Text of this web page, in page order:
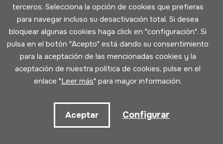
Política de cookies
Desarrollado por Lotura
terceros. Selecciona la opción de cookies que prefieras
para navegar incluso su desactivación total. Si desea
bloquear algunas cookies haga click en "configuración". Si
pulsa en el botón "Acepto" está dando su consentimiento
para la aceptación de las mencionadas cookies y la
aceptación de nuestra política de cookies, pulse en el
enlace "Leer más" para mayor información.
Aceptar Configurar